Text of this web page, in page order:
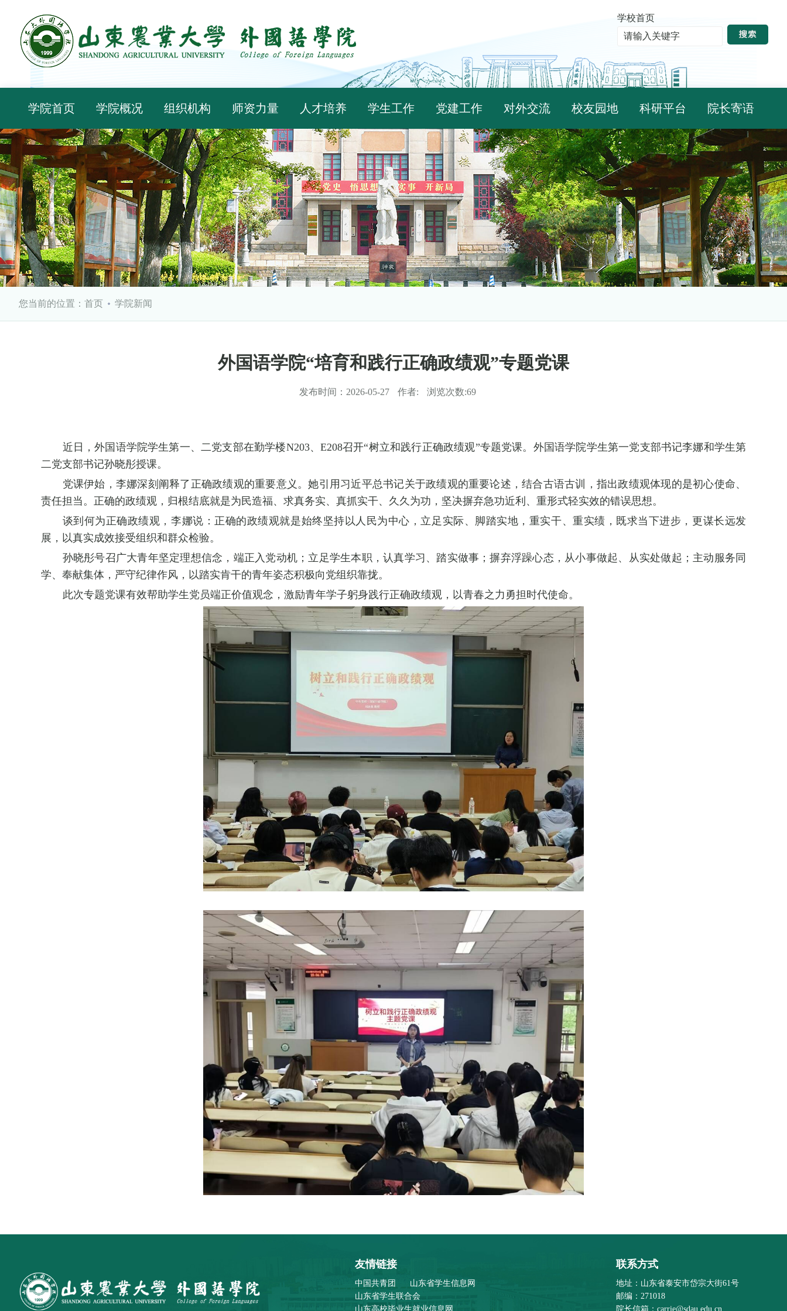
学校首页
学院首页 学院概况 组织机构 师资力量 人才培养 学生工作 党建工作 对外交流 校友园地 科研平台 院长寄语
您当前的位置： 首页 学院新闻
外国语学院“培育和践行正确政绩观”专题党课
发布时间： 2026-05-27 作者: 浏览次数:69
近日，外国语学院学生第一、二党支部在勤学楼N203、E208召开“树立和践行正确政绩观”专题党课。外国语学院学生第一党支部书记李娜和学生第
二党支部书记孙晓彤授课。
党课伊始，李娜深刻阐释了正确政绩观的重要意义。她引用习近平总书记关于政绩观的重要论述，结合古语古训，指出政绩观体现的是初心使命、
责任担当。正确的政绩观，归根结底就是为民造福、求真务实、真抓实干、久久为功，坚决摒弃急功近利、重形式轻实效的错误思想。
谈到何为正确政绩观，李娜说：正确的政绩观就是始终坚持以人民为中心，立足实际、脚踏实地，重实干、重实绩，既求当下进步，更谋长远发
展，以真实成效接受组织和群众检验。
孙晓彤号召广大青年坚定理想信念，端正入党动机；立足学生本职，认真学习、踏实做事；摒弃浮躁心态，从小事做起、从实处做起；主动服务同
学、奉献集体，严守纪律作风，以踏实肯干的青年姿态积极向党组织靠拢。
此次专题党课有效帮助学生党员端正价值观念，激励青年学子躬身践行正确政绩观，以青春之力勇担时代使命。
友情链接
中国共青团
山东省学生信息网
山东省学生联合会
山东高校毕业生就业信息网
联系方式
地址：山东省泰安市岱宗大街61号
邮编：271018
院长信箱：carrie@sdau.edu.cn